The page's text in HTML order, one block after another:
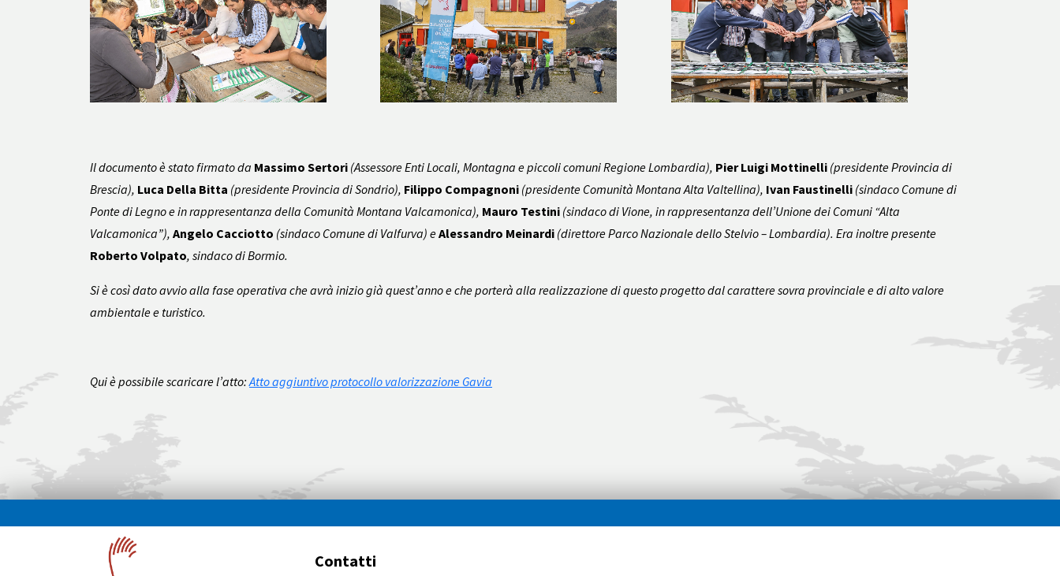
Il documento è stato firmato da Massimo Sertori (Assessore Enti Locali, Montagna e piccoli comuni Regione Lombardia), Pier Luigi Mottinelli (presidente Provincia di
Brescia), Luca Della Bitta (presidente Provincia di Sondrio), Filippo Compagnoni (presidente Comunità Montana Alta Valtellina), Ivan Faustinelli (sindaco Comune di
Ponte di Legno e in rappresentanza della Comunità Montana Valcamonica), Mauro Testini (sindaco di Vione, in rappresentanza dell’Unione dei Comuni “Alta
Valcamonica”), Angelo Cacciotto (sindaco Comune di Valfurva) eAlessandro Meinardi (direttore Parco Nazionale dello Stelvio – Lombardia). Era inoltre presente
Roberto Volpato, sindaco di Bormio.
Si è così dato avvio alla fase operativa che avrà inizio già quest’anno e che porterà alla realizzazione di questo progetto dal carattere sovra provinciale e di alto valore
ambientale e turistico.
Qui è possibile scaricare l’atto:Atto aggiuntivo protocollo valorizzazione Gavia
Contatti